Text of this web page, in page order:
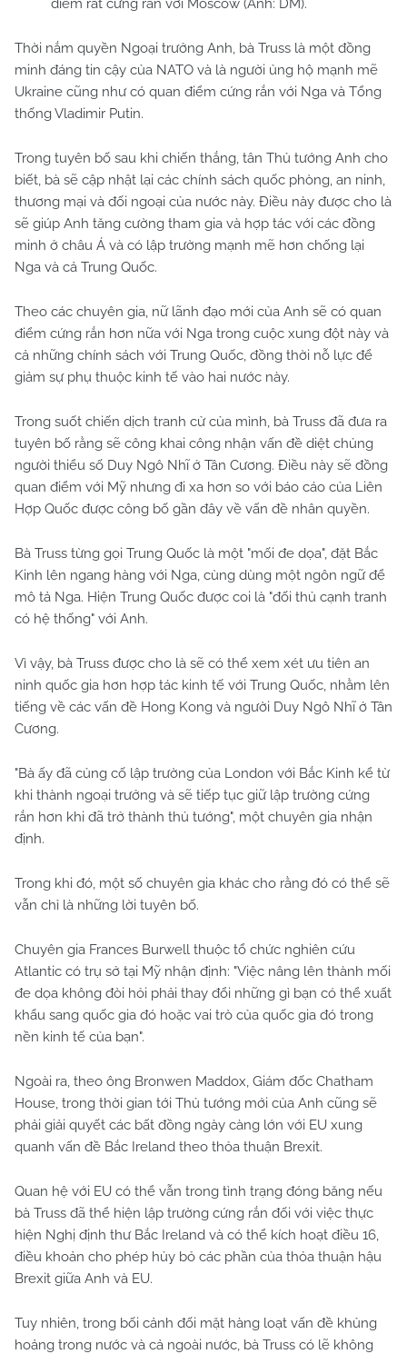
điểm rất cứng rắn với Moscow (Ảnh: DM).
Thời nắm quyền Ngoại trưởng Anh, bà Truss là một đồng
minh đáng tin cậy của NATO và là người ủng hộ mạnh mẽ
Ukraine cũng như có quan điểm cứng rắn với Nga và Tổng
thống Vladimir Putin.
Trong tuyên bố sau khi chiến thắng, tân Thủ tướng Anh cho
biết, bà sẽ cập nhật lại các chính sách quốc phòng, an ninh,
thương mại và đối ngoại của nước này. Điều này được cho là
sẽ giúp Anh tăng cường tham gia và hợp tác với các đồng
minh ở châu Á và có lập trường mạnh mẽ hơn chống lại
Nga và cả Trung Quốc.
Theo các chuyên gia, nữ lãnh đạo mới của Anh sẽ có quan
điểm cứng rắn hơn nữa với Nga trong cuộc xung đột này và
cả những chính sách với Trung Quốc, đồng thời nỗ lực để
giảm sự phụ thuộc kinh tế vào hai nước này.
Trong suốt chiến dịch tranh cử của mình, bà Truss đã đưa ra
tuyên bố rằng sẽ công khai công nhận vấn đề diệt chủng
người thiểu số Duy Ngô Nhĩ ở Tân Cương. Điều này sẽ đồng
quan điểm với Mỹ nhưng đi xa hơn so với báo cáo của Liên
Hợp Quốc được công bố gần đây về vấn đề nhân quyền.
Bà Truss từng gọi Trung Quốc là một "mối đe dọa", đặt Bắc
Kinh lên ngang hàng với Nga, cùng dùng một ngôn ngữ để
mô tả Nga. Hiện Trung Quốc được coi là "đối thủ cạnh tranh
có hệ thống" với Anh.
Vì vậy, bà Truss được cho là sẽ có thể xem xét ưu tiên an
ninh quốc gia hơn hợp tác kinh tế với Trung Quốc, nhằm lên
tiếng về các vấn đề Hong Kong và người Duy Ngô Nhĩ ở Tân
Cương.
"Bà ấy đã củng cố lập trường của London với Bắc Kinh kể từ
khi thành ngoại trưởng và sẽ tiếp tục giữ lập trường cứng
rắn hơn khi đã trở thành thủ tướng", một chuyên gia nhận
định.
Trong khi đó, một số chuyên gia khác cho rằng đó có thể sẽ
vẫn chỉ là những lời tuyên bố.
Chuyên gia Frances Burwell thuộc tổ chức nghiên cứu
Atlantic có trụ sở tại Mỹ nhận định: "Việc nâng lên thành mối
đe dọa không đòi hỏi phải thay đổi những gì bạn có thể xuất
khẩu sang quốc gia đó hoặc vai trò của quốc gia đó trong
nền kinh tế của bạn".
Ngoài ra, theo ông Bronwen Maddox, Giám đốc Chatham
House, trong thời gian tới Thủ tướng mới của Anh cũng sẽ
phải giải quyết các bất đồng ngày càng lớn với EU xung
quanh vấn đề Bắc Ireland theo thỏa thuận Brexit.
Quan hệ với EU có thể vẫn trong tình trạng đóng băng nếu
bà Truss đã thể hiện lập trường cứng rắn đối với việc thực
hiện Nghị định thư Bắc Ireland và có thể kích hoạt điều 16,
điều khoản cho phép hủy bỏ các phần của thỏa thuận hậu
Brexit giữa Anh và EU.
Tuy nhiên, trong bối cảnh đối mặt hàng loạt vấn đề khủng
hoảng trong nước và cả ngoài nước, bà Truss có lẽ không